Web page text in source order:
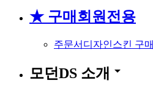
★ 구매회원전용
주문서 디자인스킨 구매
모던DS 소개 arrow_drop_down